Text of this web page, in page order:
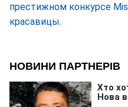
престижном конкурсе
красавицы.